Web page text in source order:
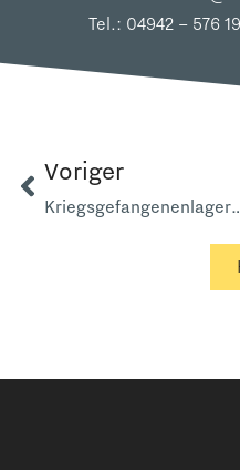
Tel.: 04942 – 576
Voriger